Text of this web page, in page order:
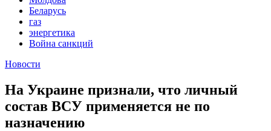
Беларусь
газ
энергетика
Война санкций
Новости
На Украине признали, что личный
состав ВСУ применяется не по
назначению